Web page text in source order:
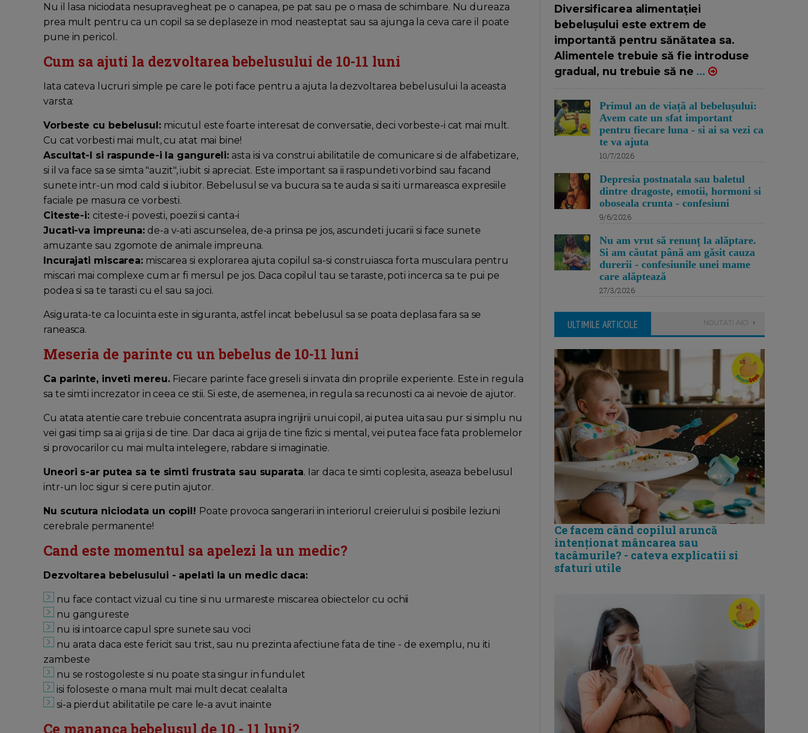
Nu il lasa niciodata nesupravegheat pe o canapea, pe pat sau pe o masa de schimbare. Nu dureaza
prea mult pentru ca un copil sa se deplaseze in mod neasteptat sau sa ajunga la ceva care il poate
pune in pericol.
Cum sa ajuti la dezvoltarea bebelusului de 10-11 luni
Iata cateva lucruri simple pe care le poti face pentru a ajuta la dezvoltarea bebelusului la aceasta
varsta:
Vorbeste cu bebelusul:micutul este foarte interesat de conversatie, deci vorbeste-i cat mai mult.
Cu cat vorbesti mai mult, cu atat mai bine!
Ascultat-l si raspunde-i la gangureli: asta isi va construi abilitatile de comunicare si de alfabetizare,
si il va face sa se simta "auzit", iubit si apreciat. Este important sa ii raspundeti vorbind sau facand
sunete intr-un mod cald si iubitor. Bebelusul se va bucura sa te auda si sa iti urmareasca expresiile
faciale pe masura ce vorbesti.
Citeste-i: citeste-i povesti, poezii si canta-i
Jucati-va impreuna: de-a v-ati ascunselea, de-a prinsa pe jos, ascundeti jucarii si face sunete
amuzante sau zgomote de animale impreuna.
Incurajati miscarea: miscarea si explorarea ajuta copilul sa-si construiasca forta musculara pentru
miscari mai complexe cum ar fi mersul pe jos. Daca copilul tau se taraste, poti incerca sa te pui pe
podea si sa te tarasti cu el sau sa joci.
Asigurata-te ca locuinta este in siguranta, astfel incat bebelusul sa se poata deplasa fara sa se
raneasca.
Meseria de parinte cu un bebelus de 10-11 luni
Ca parinte, inveti mereu. Fiecare parinte face greseli si invata din propriile experiente. Este in regula
sa te simti increzator in ceea ce stii. Si este, de asemenea, in regula sa recunosti ca ai nevoie de ajutor.
Cu atata atentie care trebuie concentrata asupra ingrijirii unui copil, ai putea uita sau pur si simplu nu
vei gasi timp sa ai grija si de tine. Dar daca ai grija de tine fizic si mental, vei putea face fata problemelor
si provocarilor cu mai multa intelegere, rabdare si imaginatie.
Uneori s-ar putea sa te simti frustrata sau suparata. Iar daca te simti coplesita, aseaza bebelusul
intr-un loc sigur si cere putin ajutor.
Nu scutura niciodata un copil! Poate provoca sangerari in interiorul creierului si posibile leziuni
cerebrale permanente!
Cand este momentul sa apelezi la un medic?
Dezvoltarea bebelusului - apelati la un medic daca:
nu face contact vizual cu tine si nu urmareste miscarea obiectelor cu ochii
nu gangureste
nu isi intoarce capul spre sunete sau voci
nu arata daca este fericit sau trist, sau nu prezinta afectiune fata de tine - de exemplu, nu iti
zambeste
nu se rostogoleste si nu poate sta singur in fundulet
isi foloseste o mana mult mai mult decat cealalta
si-a pierdut abilitatile pe care le-a avut inainte
Ce mananca bebelusul de 10 - 11 luni?
Diversificarea alimentației
bebelușului este extrem de
importantă pentru sănătatea sa.
Alimentele trebuie să fie introduse
gradual, nu trebuie să ne ...
Primul an de viață al bebelușului:
Avem cate un sfat important
pentru fiecare luna - si ai sa vezi ca
te va ajuta
10/7/2026
Depresia postnatala sau baletul
dintre dragoste, emotii, hormoni si
oboseala crunta - confesiuni
9/6/2026
Nu am vrut să renunț la alăptare.
Si am căutat până am găsit cauza
durerii - confesiunile unei mame
care alăptează
27/3/2026
ULTIMILE ARTICOLE NOUTATI AICI
Ce facem când copilul aruncă
intenționat mâncarea sau
tacâmurile? - cateva explicatii si
sfaturi utile